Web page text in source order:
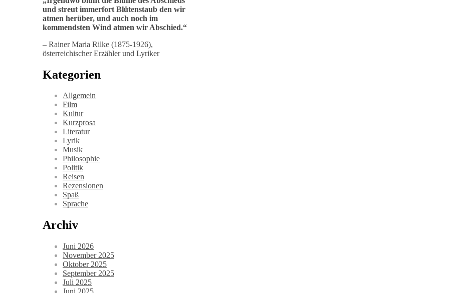
und streut immerfort Blütenstaub den wir
atmen herüber, und auch noch im
kommendsten Wind atmen wir Abschied.“
– Rainer Maria Rilke (1875-1926),
österreichischer Erzähler und Lyriker
Kategorien
Allgemein
Film
Kultur
Kurzprosa
Literatur
Lyrik
Musik
Philosophie
Politik
Reisen
Rezensionen
Spaß
Sprache
Archiv
Juni 2026
November 2025
Oktober 2025
September 2025
Juli 2025